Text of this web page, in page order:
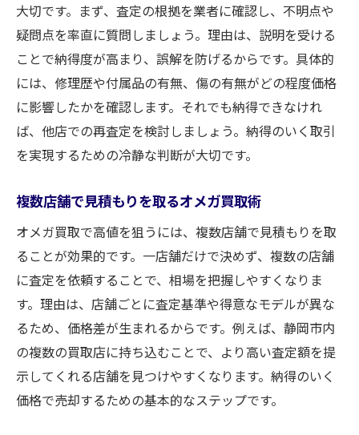
大切です。まず、査定の根拠を業者に確認し、不明点や
疑問点を率直に質問しましょう。理由は、説明を受ける
ことで納得度が高まり、誤解を防げるからです。具体的
には、修理歴や付属品の有無、傷の有無がどの程度価格
に影響したかを確認します。それでも納得できなけれ
ば、他店での再査定を検討しましょう。納得のいく取引
を実現するための冷静な判断が大切です。
複数店舗で見積もりを取るオメガ買取術
オメガ買取で高値を狙うには、複数店舗で見積もりを取
ることが効果的です。一店舗だけで決めず、複数の店舗
に査定を依頼することで、相場を把握しやすくなりま
す。理由は、店舗ごとに査定基準や得意なモデルが異な
るため、価格差が生まれるからです。例えば、静岡市内
の複数の買取店に持ち込むことで、より高い査定額を提
示してくれる店舗を見つけやすくなります。納得のいく
価格で売却するための基本的なステップです。